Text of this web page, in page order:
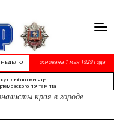
НЕДЕЛЮ основана 1 мая 1929 года
с любого месяца
почтампта
края в городе